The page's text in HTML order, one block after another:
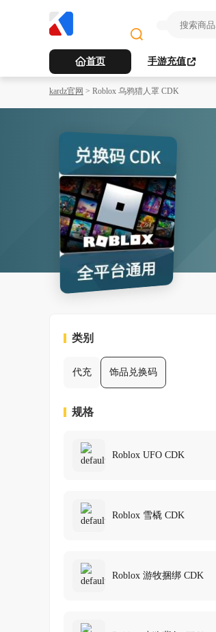
首页 手游充值
kardz官网 > Roblox 乌鸦猎人罩 CDK
类别
代充 饰品兑换码
规格
Roblox UFO CDK
Roblox 雪橇 CDK
Roblox 游牧捆绑 CDK